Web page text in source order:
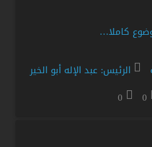
كاملا…
الرئيس: عبد الإله أبو الخير
0
0